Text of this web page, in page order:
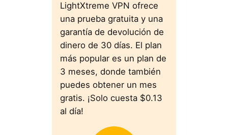
LightXtreme VPN ofrece
una prueba gratuita y una
garantía de devolución de
dinero de 30 días. El plan
más popular es un plan de
3 meses, donde también
puedes obtener un mes
gratis. ¡Solo cuesta $0.13
al día!